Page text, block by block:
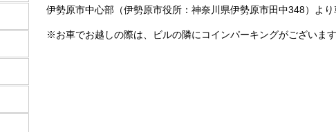
伊勢原市中心部（伊勢原市役所：神奈川県伊勢原市田中348）よ
※お車でお越しの際は、ビルの隣にコインパーキングがございま